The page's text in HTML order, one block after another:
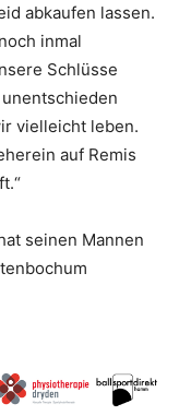
abkaufen lassen.
inmal
Schlüsse
vielleicht leben.
auf Remis
seinen Mannen